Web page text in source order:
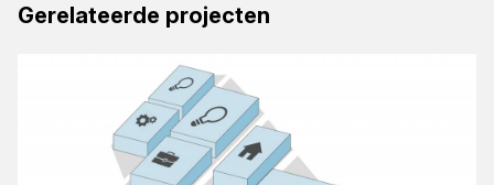
Gerelateerde projecten